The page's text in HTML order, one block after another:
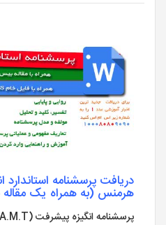
هرمنس (به همراه یک مقاله